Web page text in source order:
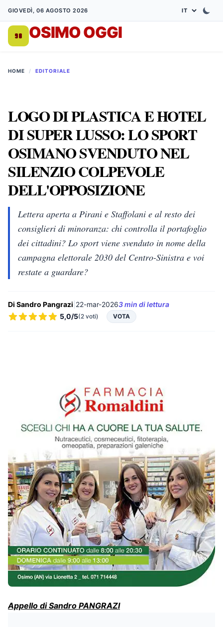
GIOVEDÌ, 06 AGOSTO 2026
OSIMO OGGI
HOME / EDITORIALE
LOGO DI PLASTICA E HOTEL
DI SUPER LUSSO: LO SPORT
OSIMANO SVENDUTO NEL
SILENZIO COLPEVOLE
DELL'OPPOSIZIONE
Lettera aperta a Pirani e Staffolani e al resto dei
consiglieri di minoranza: chi controlla il portafoglio
dei cittadini? Lo sport viene svenduto in nome della
campagna elettorale 2030 del Centro-Sinistra e voi
restate a guardare?
Di Sandro Pangrazi 22-mar-20263 min di lettura
5,0/5(2 voti) VOTA
Appello di Sandro PANGRAZI